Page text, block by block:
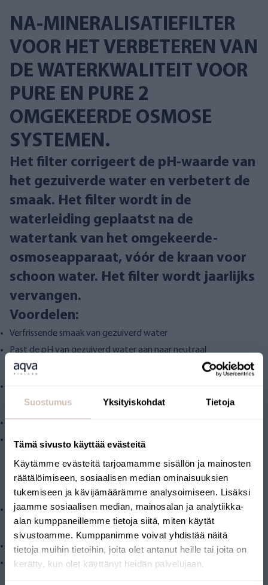
Suostumus Yksityiskohdat Tietoja
Tämä sivusto käyttää evästeitä
Käytämme evästeitä tarjoamamme sisällön ja mainosten
räätälöimiseen, sosiaalisen median ominaisuuksien
tukemiseen ja kävijämäärämme analysoimiseen. Lisäksi
jaamme sosiaalisen median, mainosalan ja analytiikka-
alan kumppaneillemme tietoja siitä, miten käytät
sivustoamme. Kumppanimme voivat yhdistää näitä
tietoja muihin tietoihin, joita olet antanut heille tai joita on
kerätty, kun olet käyttänyt heidän palvelujaan.
NA-MINERALISATIEFILTER
VOOR HET VERBETEREN VAN
DE WATERKWALITEIT VOOR
PURE EN PURE 2
OMGEKEERDE OSMOSE
SYSTEMEN.
Het filter corrigeert de pH-waarde van
het gezuiverde water en verbetert de
smaak. Het filter wordt in de
waterleiding geplaatst na de
watertank van het omgekeerde-
osmoseapparaat, vóór de kraan voor
schoon water. Het filter wordt jaarlijks
vervangen.
Voordelen:
Verfrissende smaak van gezuiverd water
Past de pH van gezuiverd water aan naar neutraal
Bevatten:
Filter vervangen:
Als u veranderingen in de kwaliteit van uw gezuiverde water
ongezuiverde water te laten uitvoeren.
Inhoud van het pakket:
vervangingsfilter
Technische kenmerken:
Aansluiting: 1/4' JG
Vervangfilter past op Pure en Pure 2 omgekeerde osmose